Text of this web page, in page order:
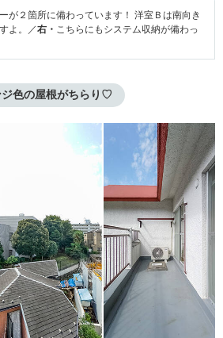
が２箇所に備わっています！ 洋室Ｂは南向き
よ。／右・ こちらにもシステム収納が備わっ
ジ色の屋根がちらり♡